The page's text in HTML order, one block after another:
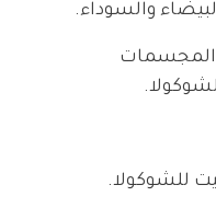
والسوداء.
المجسمات
للشوكولا.